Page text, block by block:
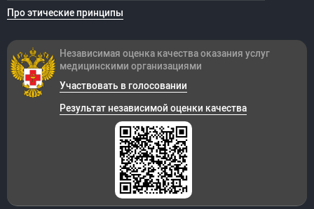
Про этические принципы
Независимая оценка качества оказания услуг
медицинскими организациями
Участвовать в голосовании
Результат независимой оценки качества